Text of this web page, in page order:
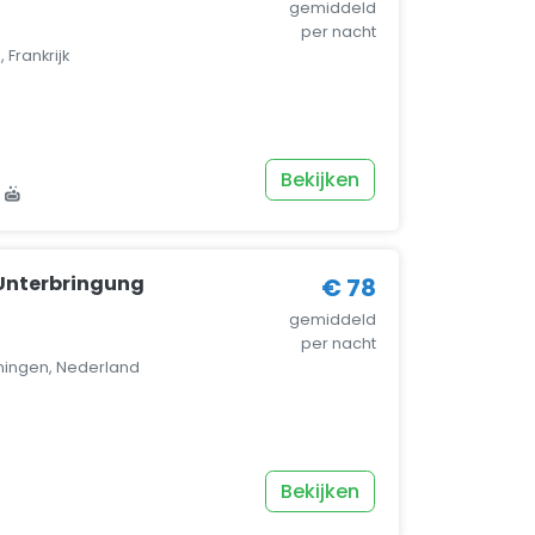
gemiddeld
per nacht
Bekijken
Nederland
€ 78
gemiddeld
per nacht
Bekijken